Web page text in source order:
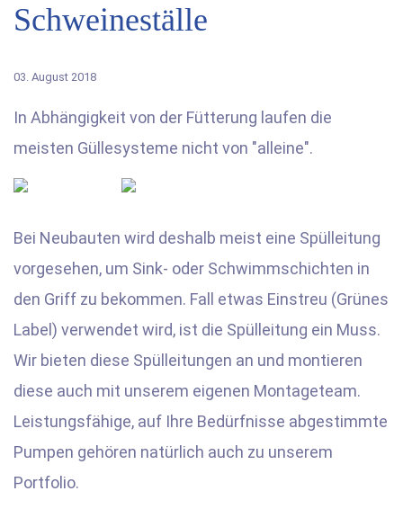
Schweineställe
03. August 2018
In Abhängigkeit von der Fütterung laufen die
meisten Güllesysteme nicht von "alleine".
Bei Neubauten wird deshalb meist eine Spülleitung
vorgesehen, um Sink- oder Schwimmschichten in
den Griff zu bekommen. Fall etwas Einstreu (Grünes
Label) verwendet wird, ist die Spülleitung ein Muss.
Wir bieten diese Spülleitungen an und montieren
diese auch mit unserem eigenen Montageteam.
Leistungsfähige, auf Ihre Bedürfnisse abgestimmte
Pumpen gehören natürlich auch zu unserem
Portfolio.